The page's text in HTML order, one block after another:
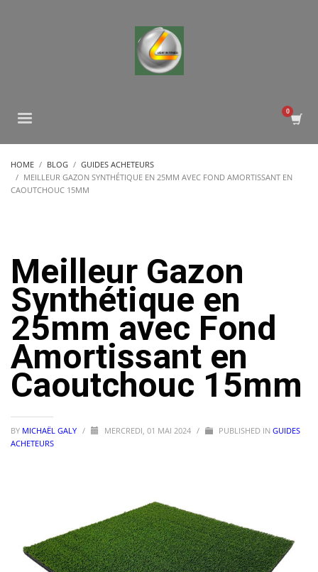
HOME BLOG
GUIDES ACHETEURS
MEILLEUR GAZON SYNTHÉTIQUE EN 25MM AVEC FOND AMORTISSANT EN
CAOUTCHOUC 15MM
Meilleur Gazon
Synthétique en
25mm avec Fond
Amortissant en
Caoutchouc 15mm
BY MICHAËL GALY / MERCREDI, 01 MAI 2024 / PUBLISHED IN GUIDES
ACHETEURS